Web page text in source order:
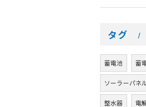
タグ
蓄電池 蓄
ソーラーパネ
整水器 電